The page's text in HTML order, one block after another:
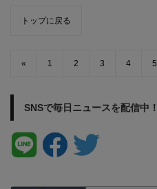
トップに戻る
« 1 2 3 4 5
SNSで毎日ニュースを配信中！